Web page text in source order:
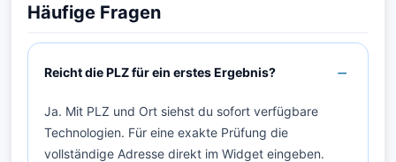
Häufige Fragen
Reicht die PLZ für ein erstes Ergebnis?
Ja. Mit PLZ und Ort siehst du sofort verfügbare
Technologien. Für eine exakte Prüfung die
vollständige Adresse direkt im Widget eingeben.